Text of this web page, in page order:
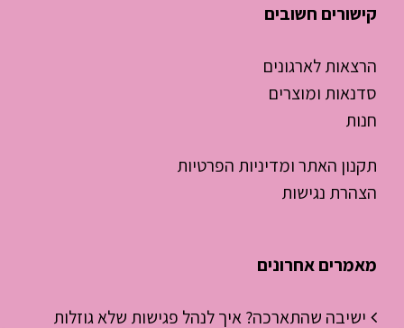
קישורים חשובים
הרצאות לארגונים
סדנאות ומוצרים
חנות
תקנון האתר ומדיניות הפרטיות
הצהרת נגישות
מאמרים אחרונים
ישיבה שהתארכה? איך לנהל פגישות שלא גוזלות